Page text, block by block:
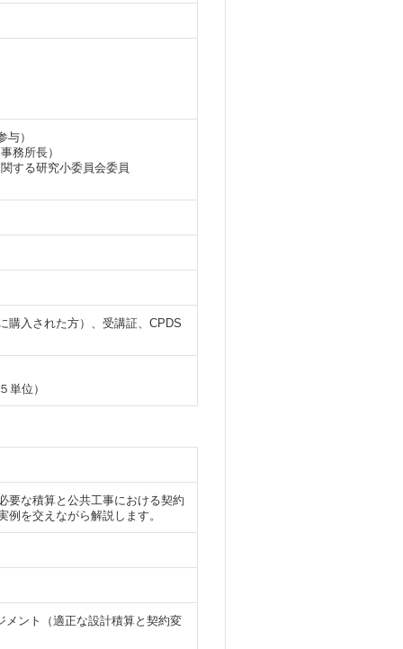
）
務所長）
する研究小委員会委員
購入された方）、受講証、CPDS
単位）
要な積算と公共工事における契約
を交えながら解説します。
ント（適正な設計積算と契約変